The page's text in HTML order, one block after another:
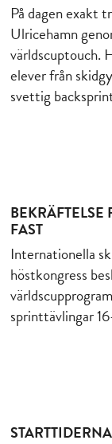
På dagen exakt
Ulricehamn
världscuptouch.
elever från
svettig
FAST
Internationella
höstkongress
sprinttävlingar